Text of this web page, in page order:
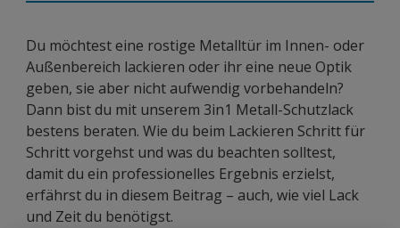
Du möchtest eine rostige Metalltür im Innen- oder
Außenbereich lackieren oder ihr eine neue Optik
geben, sie aber nicht aufwendig vorbehandeln?
Dann bist du mit unserem 3in1 Metall-Schutzlack
bestens beraten. Wie du beim Lackieren Schritt für
Schritt vorgehst und was du beachten solltest,
damit du ein professionelles Ergebnis erzielst,
erfährst du in diesem Beitrag – auch, wie viel Lack
und Zeit du benötigst.